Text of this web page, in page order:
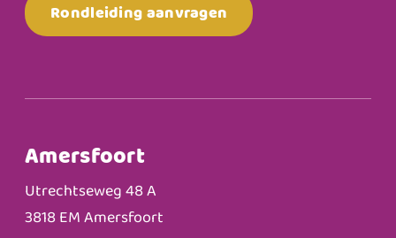
Rondleiding aanvragen
Amersfoort
Utrechtseweg 48 A
3818 EM Amersfoort